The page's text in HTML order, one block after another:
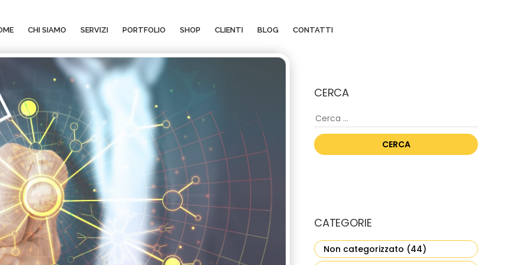
CHI SIAMO SERVIZI PORTFOLIO SHOP CLIENTI BLOG CONTATTI
CERCA
Ricerca
per:
CATEGORIE
Non categorizzato (44)